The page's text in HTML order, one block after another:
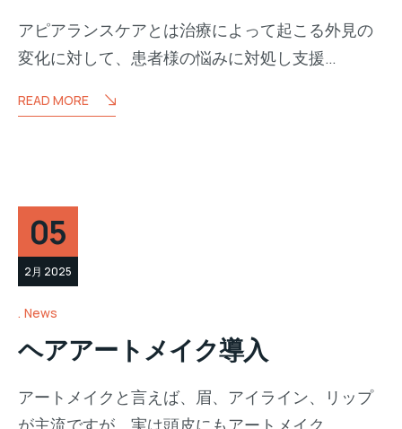
アピアランスケアとは治療によって起こる外見の
変化に対して、患者様の悩みに対処し支援…
READ MORE
05
2月 2025
News
ヘアアートメイク導入
アートメイクと言えば、眉、アイライン、リップ
が主流ですが、実は頭皮にもアートメイク…